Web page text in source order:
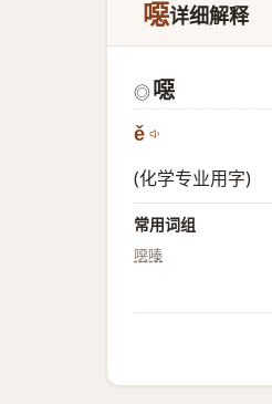
噁详细解释
◎噁
ě
(化学专业用字)
常用词组
噁嗪